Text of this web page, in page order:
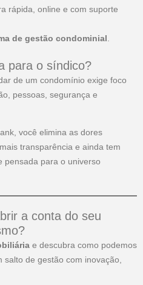
rápida, online e com suporte
de gestão condominial
para o síndico?
de um condomínio exige foco
pessoas, segurança e
você elimina as dores
transparência e ainda tem
pensada para o universo
a conta do seu
e descubra como podemos
de gestão com inovação,